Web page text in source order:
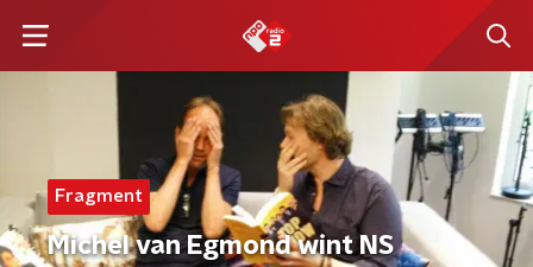
Fragment
Michel van Egmond wint NS